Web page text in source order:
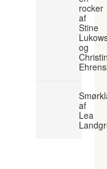
rocker
af
Stine
og
af
Lea